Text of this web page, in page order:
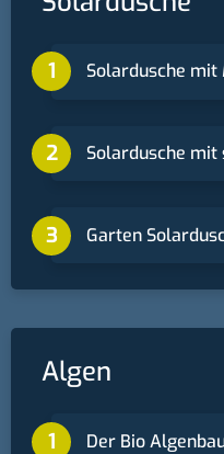
Solardusche
Solardusche
Garten
Algen
Der Bio